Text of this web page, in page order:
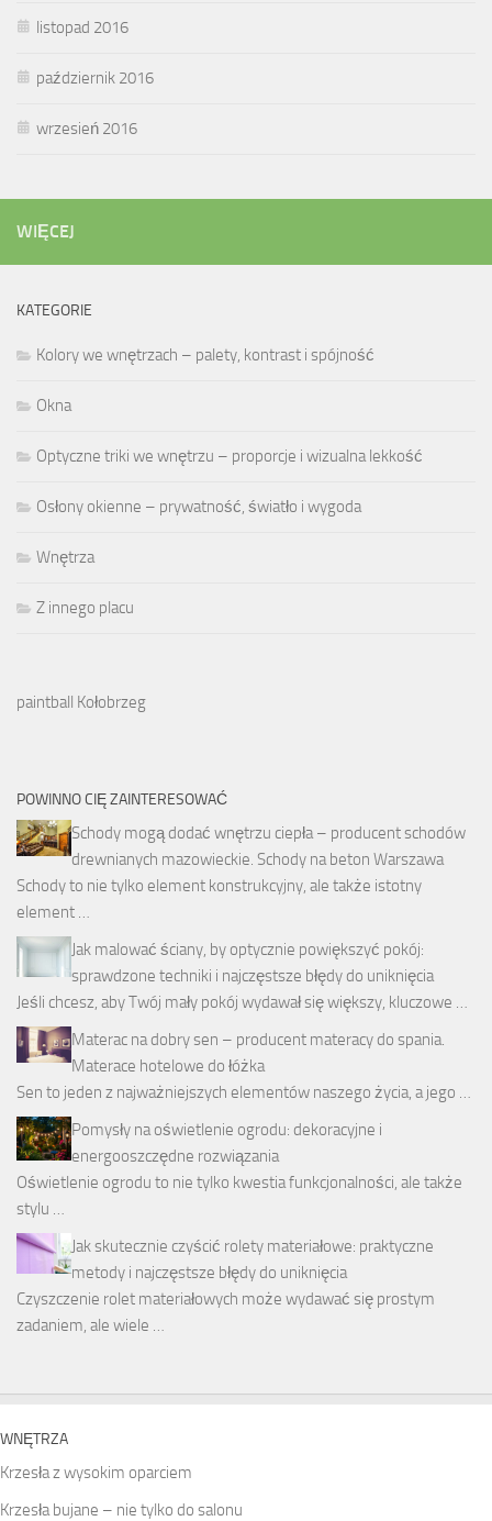
listopad 2016
październik 2016
wrzesień 2016
WIĘCEJ
KATEGORIE
Kolory we wnętrzach – palety, kontrast i spójność
Okna
Optyczne triki we wnętrzu – proporcje i wizualna lekkość
Osłony okienne – prywatność, światło i wygoda
Wnętrza
Z innego placu
paintball Kołobrzeg
POWINNO CIĘ ZAINTERESOWAĆ
Schody mogą dodać wnętrzu ciepła – producent schodów
drewnianych mazowieckie. Schody na beton Warszawa
Schody to nie tylko element konstrukcyjny, ale także istotny
element …
Jak malować ściany, by optycznie powiększyć pokój:
sprawdzone techniki i najczęstsze błędy do uniknięcia
Jeśli chcesz, aby Twój mały pokój wydawał się większy, kluczowe …
Materac na dobry sen – producent materacy do spania.
Materace hotelowe do łóżka
Sen to jeden z najważniejszych elementów naszego życia, a jego …
Pomysły na oświetlenie ogrodu: dekoracyjne i
energooszczędne rozwiązania
Oświetlenie ogrodu to nie tylko kwestia funkcjonalności, ale także
stylu …
Jak skutecznie czyścić rolety materiałowe: praktyczne
metody i najczęstsze błędy do uniknięcia
Czyszczenie rolet materiałowych może wydawać się prostym
zadaniem, ale wiele …
WNĘTRZA
Krzesła z wysokim oparciem
Krzesła bujane – nie tylko do salonu